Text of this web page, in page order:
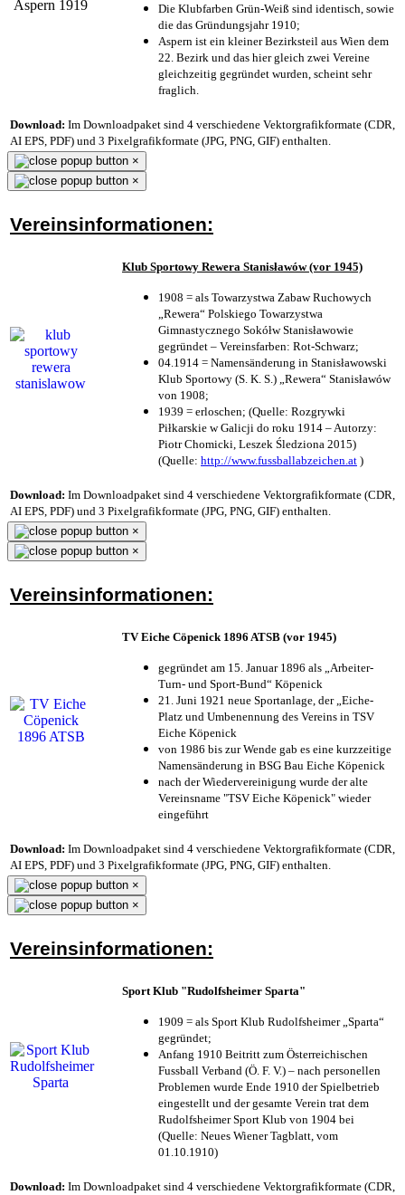
Die Klubfarben Grün-Weiß sind identisch, sowie
die das Gründungsjahr 1910;
Aspern ist ein kleiner Bezirksteil aus Wien dem
22. Bezirk und das hier gleich zwei Vereine
gleichzeitig gegründet wurden, scheint sehr
fraglich.
Download: Im Downloadpaket sind 4 verschiedene Vektorgrafikformate (CDR,
AI EPS, PDF) und 3 Pixelgrafikformate (JPG, PNG, GIF) enthalten.
×
×
Vereinsinformationen:
Klub Sportowy Rewera Stanisławów (vor 1945)
1908 = als Towarzystwa Zabaw Ruchowych
„Rewera“ Polskiego Towarzystwa
Gimnastycznego Sokółw Stanisławowie
gegründet – Vereinsfarben: Rot-Schwarz;
04.1914 = Namensänderung in Stanisławowski
Klub Sportowy (S. K. S.) „Rewera“ Stanisławów
von 1908;
1939 = erloschen; (Quelle: Rozgrywki
Piłkarskie w Galicji do roku 1914 – Autorzy:
Piotr Chomicki, Leszek Śledziona 2015)
(Quelle: http://www.fussballabzeichen.at )
Download: Im Downloadpaket sind 4 verschiedene Vektorgrafikformate (CDR,
AI EPS, PDF) und 3 Pixelgrafikformate (JPG, PNG, GIF) enthalten.
×
×
Vereinsinformationen:
TV Eiche Cöpenick 1896 ATSB (vor 1945)
gegründet am 15. Januar 1896 als „Arbeiter-
Turn- und Sport-Bund“ Köpenick
21. Juni 1921 neue Sportanlage, der „Eiche-
Platz und Umbenennung des Vereins in TSV
Eiche Köpenick
von 1986 bis zur Wende gab es eine kurzzeitige
Namensänderung in BSG Bau Eiche Köpenick
nach der Wiedervereinigung wurde der alte
Vereinsname "TSV Eiche Köpenick" wieder
eingeführt
Download: Im Downloadpaket sind 4 verschiedene Vektorgrafikformate (CDR,
AI EPS, PDF) und 3 Pixelgrafikformate (JPG, PNG, GIF) enthalten.
×
×
Vereinsinformationen:
Sport Klub "Rudolfsheimer Sparta"
1909 = als Sport Klub Rudolfsheimer „Sparta“
gegründet;
Anfang 1910 Beitritt zum Österreichischen
Fussball Verband (Ö. F. V.) – nach personellen
Problemen wurde Ende 1910 der Spielbetrieb
eingestellt und der gesamte Verein trat dem
Rudolfsheimer Sport Klub von 1904 bei
(Quelle: Neues Wiener Tagblatt, vom
01.10.1910)
Download: Im Downloadpaket sind 4 verschiedene Vektorgrafikformate (CDR,